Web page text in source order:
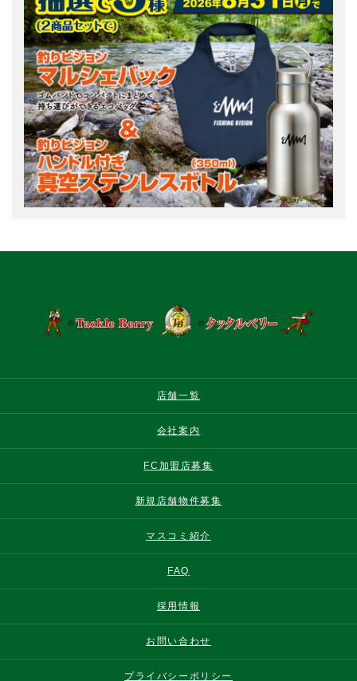
店舗一覧
会社案内
FC加盟店募集
新規店舗物件募集
マスコミ紹介
FAQ
採用情報
お問い合わせ
プライバシーポリシー